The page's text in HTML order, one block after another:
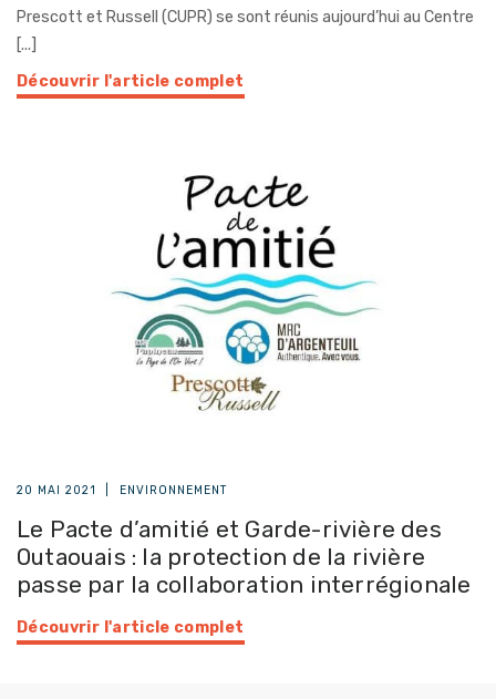
Prescott et Russell (CUPR) se sont réunis aujourd’hui au Centre
[...]
Découvrir l'article complet
20 MAI 2021 ENVIRONNEMENT
Le Pacte d’amitié et Garde-rivière des
Outaouais : la protection de la rivière
passe par la collaboration interrégionale
Découvrir l'article complet